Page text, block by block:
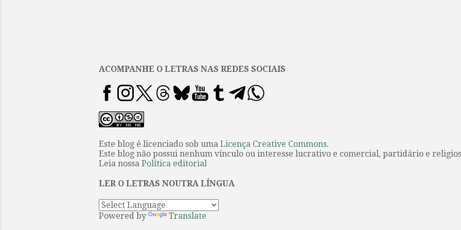
ACOMPANHE O LETRAS NAS REDES SOCIAIS
Este blog é licenciado sob uma Licença Creative Commons.
Este blog não possui nenhum vínculo ou interesse lucrativo e comercial, partidário e
Leia nossa Política editorial
LER O LETRAS NOUTRA LÍNGUA
Powered by Translate